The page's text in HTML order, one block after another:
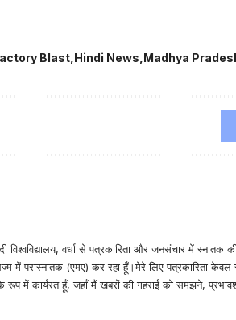
Blast Hindi News Madhya
विश्वविद्यालय, वर्धा से पत्रकारिता और जनसंचार में स्नातक
में परास्नातक (एमए) कर रहा हूँ।मेरे लिए पत्रकारिता
में कार्यरत हूँ, जहाँ मैं खबरों की गहराई को समझने,